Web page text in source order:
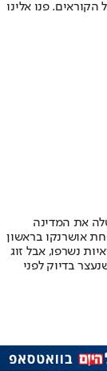
פנו אלינו
את המדינה
משפחת אושרנקו בראשון
נשרפו, אבל זוג
בדיוק לפני